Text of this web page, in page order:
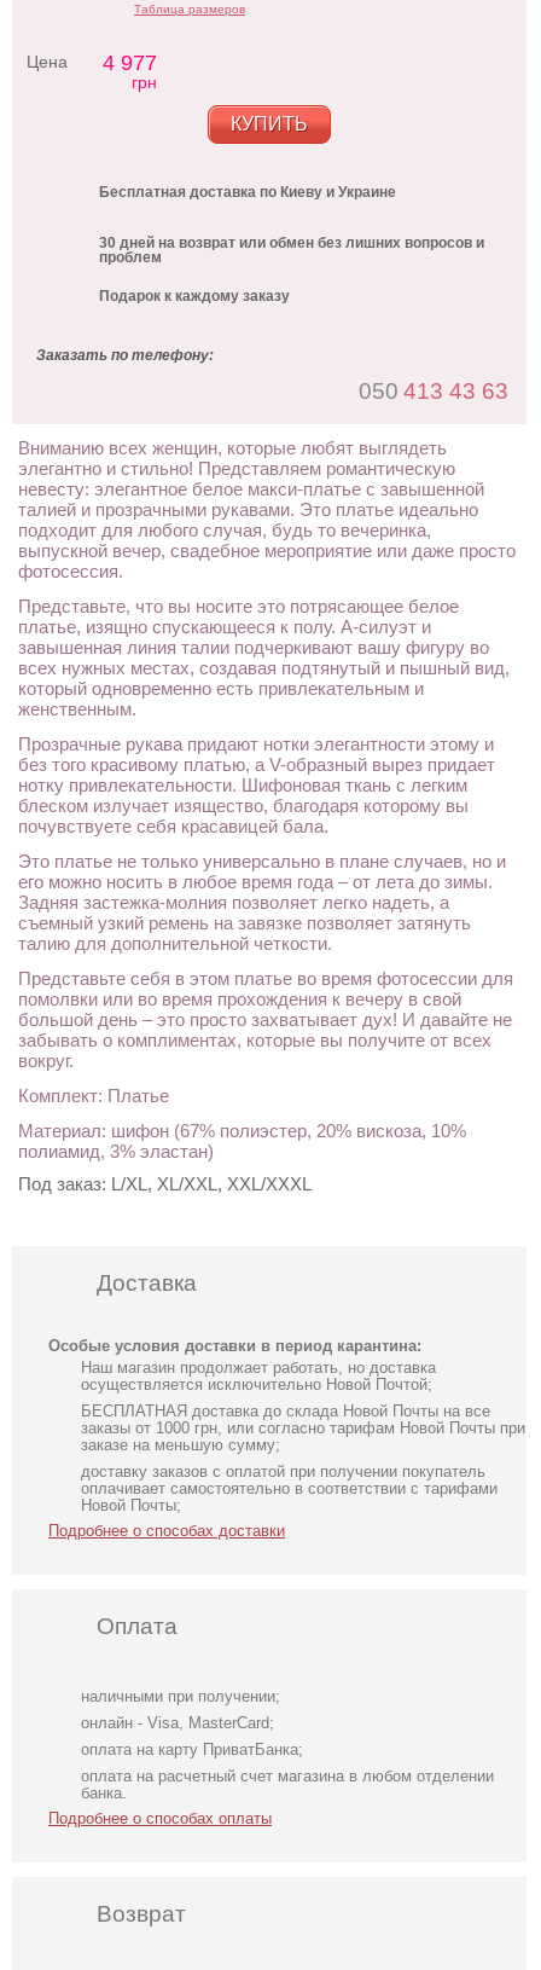
Таблица размеров
Цена 4 977
грн
КУПИТЬ
Бесплатная доставка по Киеву и Украине
30 дней на возврат или обмен без лишних вопросов и
проблем
Подарок к каждому заказу
Заказать по телефону:
050 413 43 63
Вниманию всех женщин, которые любят выглядеть
элегантно и стильно! Представляем романтическую
невесту: элегантное белое макси-платье с завышенной
талией и прозрачными рукавами. Это платье идеально
подходит для любого случая, будь то вечеринка,
выпускной вечер, свадебное мероприятие или даже просто
фотосессия.
Представьте, что вы носите это потрясающее белое
платье, изящно спускающееся к полу. А-силуэт и
завышенная линия талии подчеркивают вашу фигуру во
всех нужных местах, создавая подтянутый и пышный вид,
который одновременно есть привлекательным и
женственным.
Прозрачные рукава придают нотки элегантности этому и
без того красивому платью, а V-образный вырез придает
нотку привлекательности. Шифоновая ткань с легким
блеском излучает изящество, благодаря которому вы
почувствуете себя красавицей бала.
Это платье не только универсально в плане случаев, но и
его можно носить в любое время года – от лета до зимы.
Задняя застежка-молния позволяет легко надеть, а
съемный узкий ремень на завязке позволяет затянуть
талию для дополнительной четкости.
Представьте себя в этом платье во время фотосессии для
помолвки или во время прохождения к вечеру в свой
большой день – это просто захватывает дух! И давайте не
забывать о комплиментах, которые вы получите от всех
вокруг.
Комплект: Платье
Материал: шифон (67% полиэстер, 20% вискоза, 10%
полиамид, 3% эластан)
Под заказ: L/XL, XL/XXL, XXL/XXXL
Доставка
Особые условия доставки в период карантина:
Наш магазин продолжает работать, но доставка
осуществляется исключительно Новой Почтой;
БЕСПЛАТНАЯ доставка до склада Новой Почты на все
заказы от 1000 грн, или согласно тарифам Новой Почты при
заказе на меньшую сумму;
доставку заказов с оплатой при получении покупатель
оплачивает самостоятельно в соответствии с тарифами
Новой Почты;
Подробнее о способах доставки
Оплата
наличными при получении;
онлайн - Visa, MasterCard;
оплата на карту ПриватБанка;
оплата на расчетный счет магазина в любом отделении
банка.
Подробнее о способах оплаты
Возврат